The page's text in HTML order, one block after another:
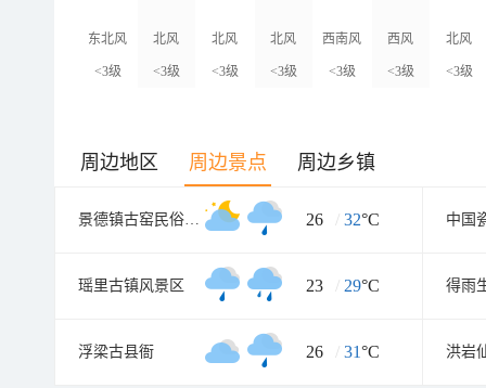
东北风
<3级
北风
<3级
北风
<3级
北风
<3级
西南风
<3级
西风
<3级
北风
<3级
周边地区 周边景点 周边乡镇
景德镇古窑民俗博览区 26 / 32°C 中国
瑶里古镇风景区 23 / 29°C 得雨
浮梁古县衙 26 / 31°C 洪岩